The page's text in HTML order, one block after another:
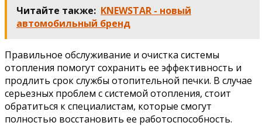
Читайте также: KNEWSTAR - новый
автомобильный бренд
Правильное обслуживание и очистка системы
отопления помогут сохранить ее эффективность и
продлить срок службы отопительной печки. В случае
серьезных проблем с системой отопления, стоит
обратиться к специалистам, которые смогут
полностью восстановить ее работоспособность.